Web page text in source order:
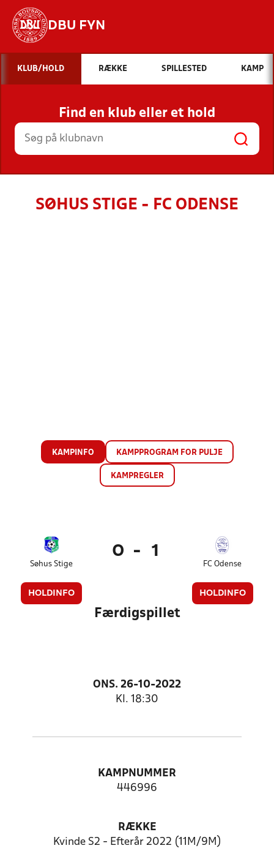
DBU FYN
Hvad vil du søge efter?
INDHOLD OG NYHEDER
STILLINGER, RESULTATER, KLUBBER OG
HOLD
KLUB/HOLD RÆKKE SPILLESTED KAMP
Find en klub eller et hold
SØHUS STIGE - FC ODENSE
KAMPINFO KAMPPROGRAM FOR PULJE
KAMPREGLER
Søhus Stige
HOLDINFO
0 - 1
FC Odense
HOLDINFO
Færdigspillet
ONS. 26-10-2022
Kl. 18:30
KAMPNUMMER
446996
RÆKKE
Kvinde S2 - Efterår 2022 (11M/9M)